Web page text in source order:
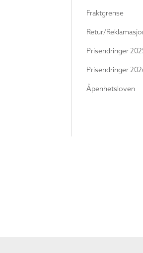
Fraktgrense
Retur/
Prisendringer
Prisendringer
Åpenhetsloven